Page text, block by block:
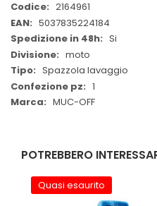
Maggiori
Informazioni
2164961
5037835224184
Si
moto
Spazzola lavaggio
1
MUC-OFF
POTREBBERO
Quasi esaurito